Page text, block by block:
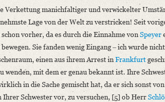
Verkettung manichfaltiger und verwickelter
Lage von der Welt zu verstricken! Seit
schon vorher, da es durch die Einnahme vonSpeyer
Sie fanden wenig Eingang ‒ ich wurde
einen aus ihrem Arrest in Frankfurt
wenden, mit dem er genau bekannt ist. Ihre
in die Sache gemischt hat, da er sich sonst
Ihrer Schwester vor, zu versuchen, [5] ob Herr